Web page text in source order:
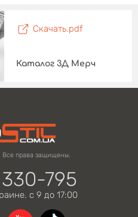
Скачать.pdf
Каталог 3Д Мерч
Все права защищены.
795
с 9 до 17:00